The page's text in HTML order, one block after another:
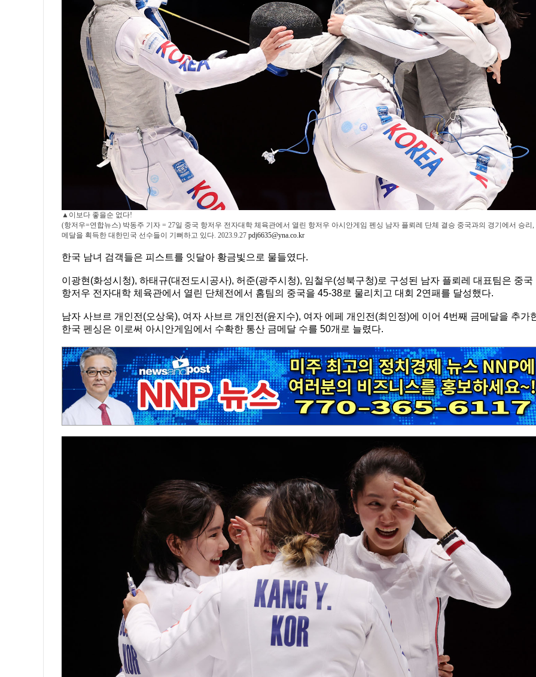
▲이보다 좋을순 없다!
(항저우=연합뉴스) 박동주 기자 = 27일 중국 항저우 전자대학 체육관에서 열린 항저우 아시안게임 펜싱 남자 플뢰레 단체 결승 중국과의 경기에서 승리,
메달을 획득한 대한민국 선수들이 기뻐하고 있다. 2023.9.27 pdj6635@yna.co.kr
한국 남녀 검객들은 피스트를 잇달아 황금빛으로 물들였다.
이광현(화성시청), 하태규(대전도시공사), 허준(광주시청), 임철우(성북구청)로 구성된 남자 플뢰레 대표팀은 중국
항저우 전자대학 체육관에서 열린 단체전에서 홈팀의 중국을 45-38로 물리치고 대회 2연패를 달성했다.
남자 사브르 개인전(오상욱), 여자 사브르 개인전(윤지수), 여자 에페 개인전(최인정)에 이어 4번째 금메달을 추가
한국 펜싱은 이로써 아시안게임에서 수확한 통산 금메달 수를 50개로 늘렸다.